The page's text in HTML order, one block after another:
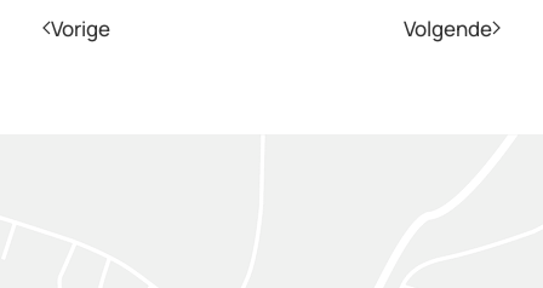
Vorige Volgende